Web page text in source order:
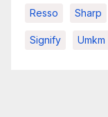
Resso Sharp
Signify Umkm